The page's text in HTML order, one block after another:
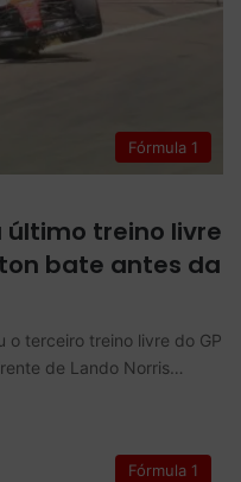
Fórmula 1
último treino livre
bate antes da
o terceiro treino livre do GP
de Lando Norris…
Fórmula 1